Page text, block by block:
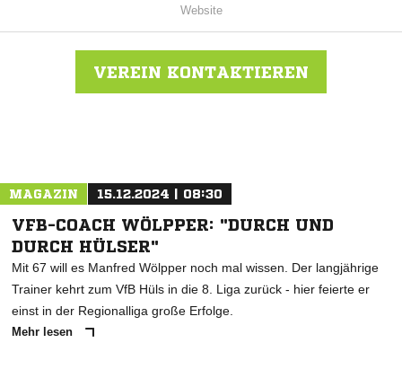
Website
VEREIN KONTAKTIEREN
MAGAZIN 15.12.2024 | 08:30
VFB-COACH WÖLPPER: "DURCH UND
DURCH HÜLSER"
Mit 67 will es Manfred Wölpper noch mal wissen. Der langjährige
Trainer kehrt zum VfB Hüls in die 8. Liga zurück - hier feierte er
einst in der Regionalliga große Erfolge.
Mehr lesen